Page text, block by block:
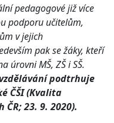
pedagogové již více
podporu učitelům,
v jejich
pak se žáky, kteří
úrovni MŠ, ZŠ i SŠ.
podtrhuje
ČŠI (Kvalita
23. 9. 2020).